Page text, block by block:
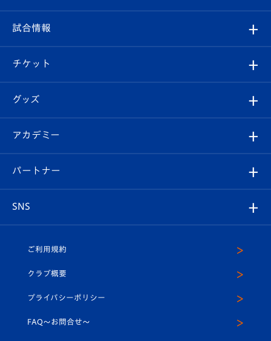
クラブ
試合情報
チケット
イベント
メディア
ホームタウン
クラブ概要
エンブレム紹介
スタッフプロフィール
マスコット紹介
平和祈念活動
観戦ルール
はじめての観戦ガイド
Revive Team
ヴィヴィくんの長崎おもてなしガイド
試合情報
試合日程/結果
フォトギャラリー
スタジアムグルメ
チケット
チケット
V-LOVERS（ファンクラブ）
プレイヤーズスイート
グッズ
オンラインショップ
店舗情報
アカデミー
育成からのお知らせ
U-18
スクール
パートナー
SNS
ヴィヴィくんインスタグラム
公式LINE＠
ご利用規約
クラブ概要
プライバシーポリシー
FAQ〜お問合せ〜